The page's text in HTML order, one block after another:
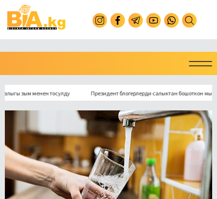
зым менен тосулду Президент блогерлерди салыктан бошоткон